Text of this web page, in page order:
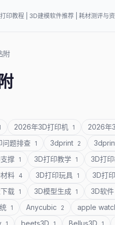
印教程 | 3D建模软件推荐 | 耗材测评与
附
2026年3D打印机 1 2026年
问题排查 1 3dprint 2
撑 1 3D打印教学 1 3D打
料 4 3D打印玩具 1 3D打
载 1 3D模型生成 1 3D软件
1 Anycubic 2 apple
beets3D Bellus3D